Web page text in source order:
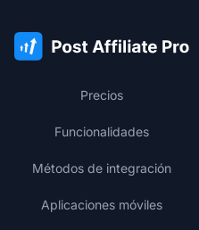
Precios
Funcionalidades
Métodos de integración
Aplicaciones móviles